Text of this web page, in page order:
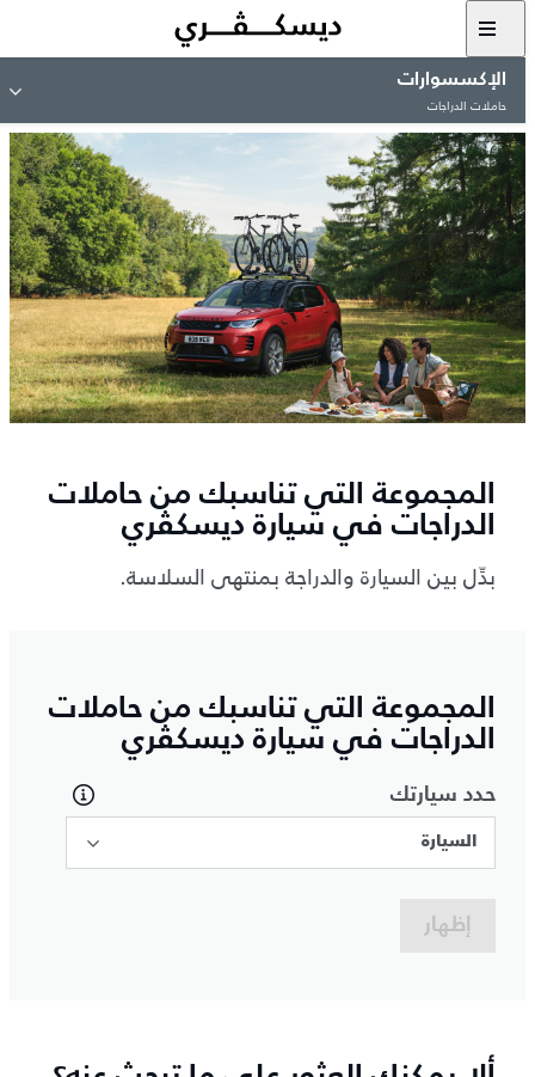
الإكسسوارات
حاملات الدراجات
المجموعة التي تناسبك من حاملات
الدراجات في سيارة ديسكڤري
بدِّل بين السيارة والدراجة بمنتهى السلاسة.
المجموعة التي تناسبك من حاملات
الدراجات في سيارة ديسكڤري
حدد سيارتك
السيارة
إظهار